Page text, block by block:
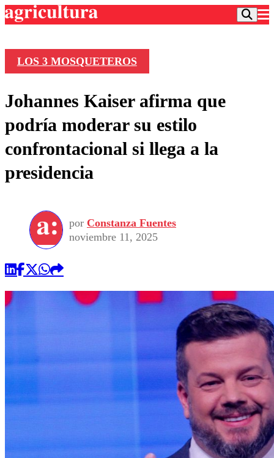
Frecuencias
Agricultura TV
Deportes
Colo Colo
Motor
Torneo Internacional
Torneo Nacional
Entretención
Noticias
Internacional
Nacional
Vida Social
Programas
Comercial
LOS 3 MOSQUETEROS
Johannes Kaiser afirma que
podría moderar su estilo
confrontacional si llega a la
presidencia
por Constanza Fuentes
noviembre 11, 2025